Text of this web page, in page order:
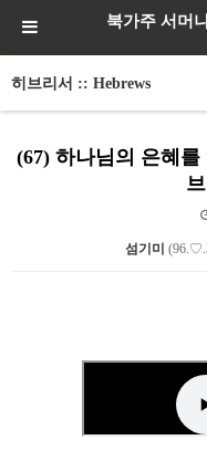
북가주 서머
히브리서 :: Hebrews
(67) 하나님의 은혜
섬기미